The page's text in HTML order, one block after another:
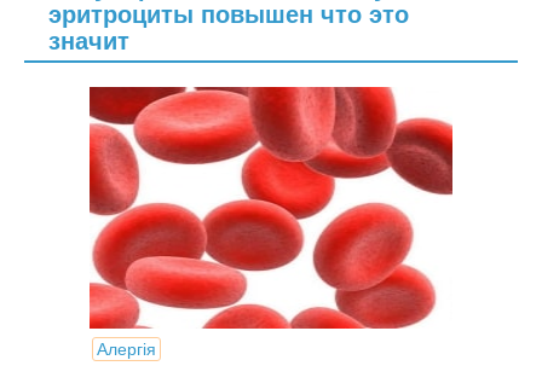
эритроциты повышен что это
значит
Алергія